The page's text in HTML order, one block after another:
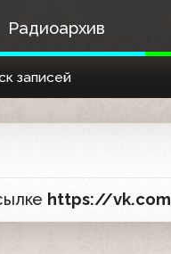
Радиоархив
записей
https://